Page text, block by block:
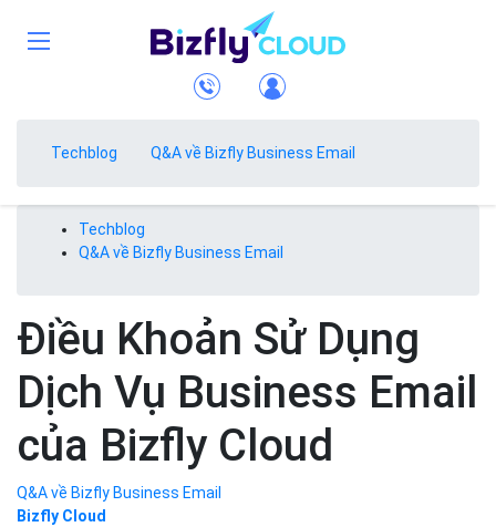
Techblog Q&A về Bizfly Business Email
Techblog
Q&A về Bizfly Business Email
Điều Khoản Sử Dụng
Dịch Vụ Business Email
của Bizfly Cloud
Q&A về Bizfly Business Email
Bizfly Cloud